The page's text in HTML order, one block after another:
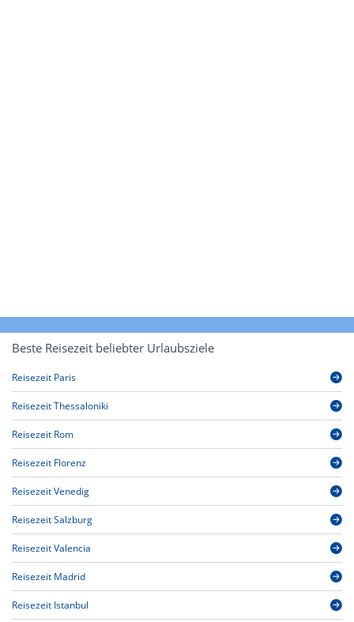
Beste Reisezeit beliebter Urlaubsziele
Reisezeit Paris
Reisezeit Thessaloniki
Reisezeit Rom
Reisezeit Florenz
Reisezeit Venedig
Reisezeit Salzburg
Reisezeit Valencia
Reisezeit Madrid
Reisezeit Istanbul